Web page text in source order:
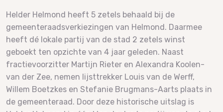
Helder Helmond heeft 5 zetels behaald bij de
gemeenteraadsverkiezingen van Helmond. Daarmee
heeft dé lokale partij van de stad 2 zetels winst
geboekt ten opzichte van 4 jaar geleden. Naast
fractievoorzitter Martijn Rieter en Alexandra Koolen-
van der Zee, nemen lijsttrekker Louis van de Werff,
Willem Boetzkes en Stefanie Brugmans-Aarts plaats in
de gemeenteraad. Door deze historische uitslag is